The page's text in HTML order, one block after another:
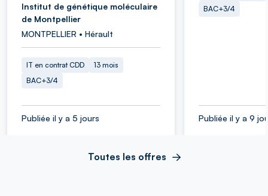
Institut de génétique moléculaire
de Montpellier
MONTPELLIER • Hérault
IT en contrat CDD
13 mois
BAC+3/4
Publiée il y a 5 jours
BAC+3/4
Publiée il y a 9
Toutes les offres